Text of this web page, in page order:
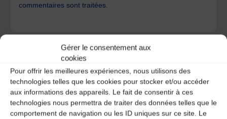
Gérer le consentement aux
cookies
Pour offrir les meilleures expériences, nous utilisons des
technologies telles que les cookies pour stocker et/ou accéder
aux informations des appareils. Le fait de consentir à ces
technologies nous permettra de traiter des données telles que le
comportement de navigation ou les ID uniques sur ce site. Le
commentaires sont traitées
A DECOUVRIR :